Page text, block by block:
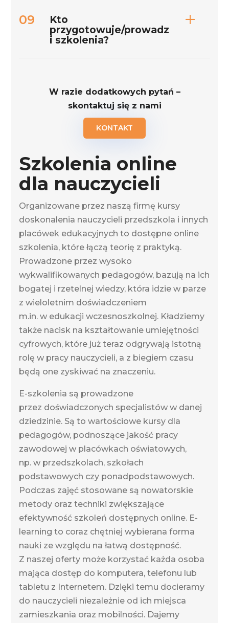
Kto
przygotowuje/prowadz
i szkolenia?
W razie dodatkowych pytań –
skontaktuj się z nami
KONTAKT
Szkolenia online
dla nauczycieli
Organizowane przez naszą firmę kursy
doskonalenia nauczycieli przedszkola i innych
placówek edukacyjnych to dostępne online
szkolenia, które łączą teorię z praktyką.
Prowadzone przez wysoko
wykwalifikowanych pedagogów, bazują na ich
bogatej i rzetelnej wiedzy, która idzie w parze
z wieloletnim doświadczeniem
m.in. w edukacji wczesnoszkolnej. Kładziemy
także nacisk na kształtowanie umiejętności
cyfrowych, które już teraz odgrywają istotną
rolę w pracy nauczycieli, a z biegiem czasu
będą one zyskiwać na znaczeniu.
E-szkolenia są prowadzone
przez doświadczonych specjalistów w danej
dziedzinie. Są to wartościowe kursy dla
pedagogów, podnoszące jakość pracy
zawodowej w placówkach oświatowych,
np. w przedszkolach, szkołach
podstawowych czy ponadpodstawowych.
Podczas zajęć stosowane są nowatorskie
metody oraz techniki zwiększające
efektywność szkoleń dostępnych online. E-
learning to coraz chętniej wybierana forma
nauki ze względu na łatwą dostępność.
Z naszej oferty może korzystać każda osoba
mająca dostęp do komputera, telefonu lub
tabletu z Internetem. Dzięki temu docieramy
do nauczycieli niezależnie od ich miejsca
zamieszkania oraz mobilności. Dajemy